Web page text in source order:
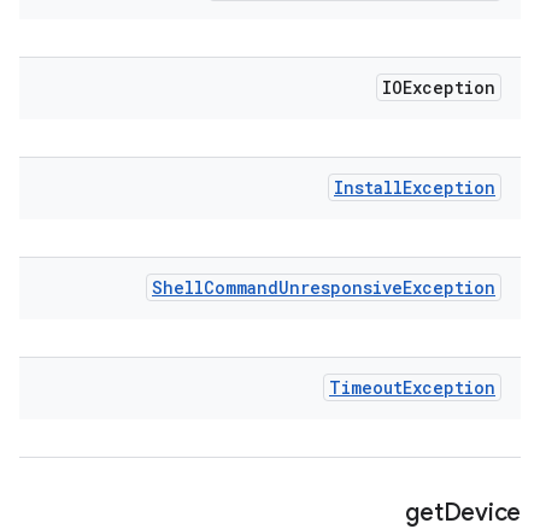
IOException
InstallException
ShellCommandUnresponsiveException
TimeoutException
getDevice